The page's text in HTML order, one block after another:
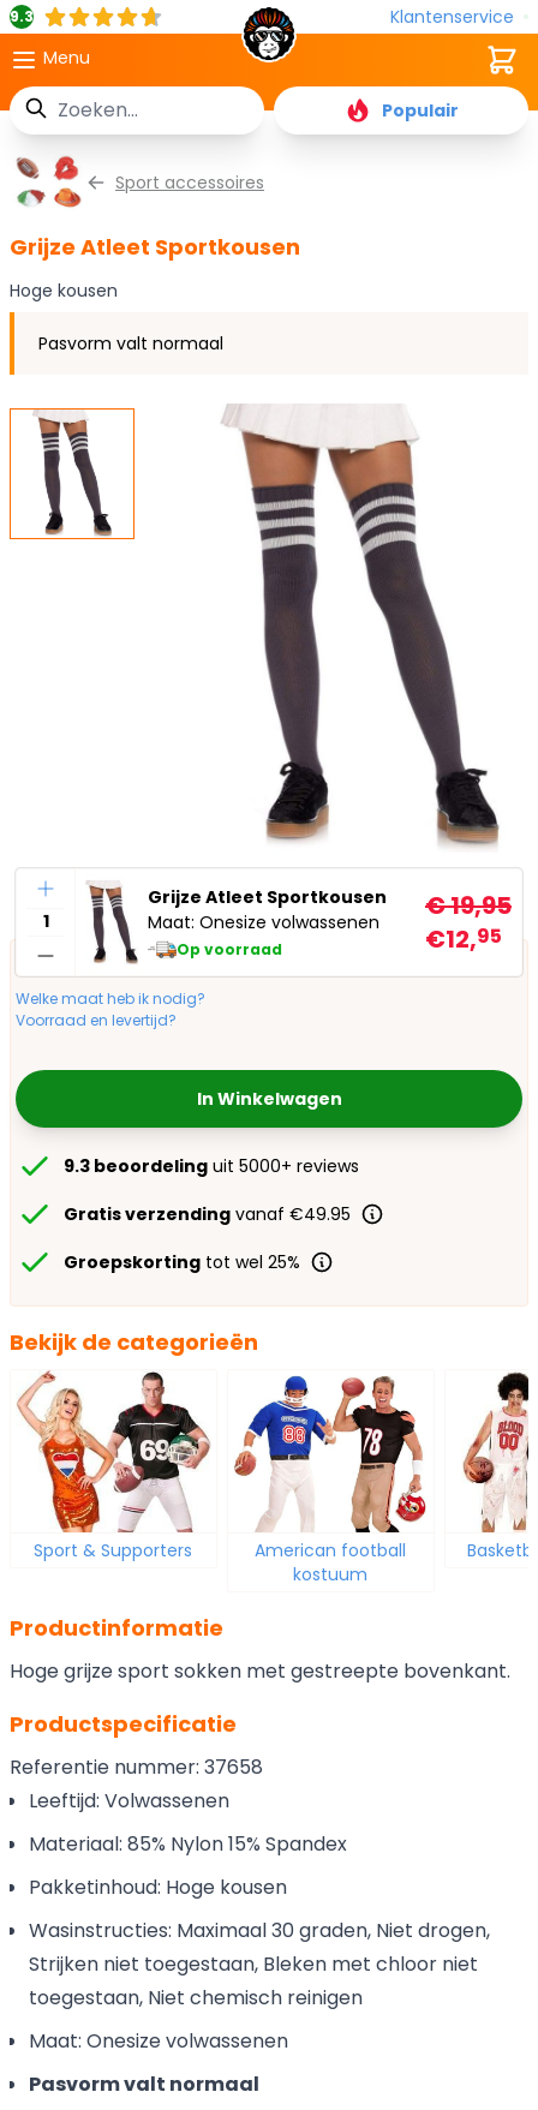
9.3
Klantenservice
Menu
Zoek
Populair
Cart
Sport accessoires
Grijze Atleet Sportkousen
Hoge kousen
Pasvorm valt normaal
Aantal
Grijze Atleet Sportkousen
Maat: Onesize volwassenen
Op voorraad
€ 19,95
€12,95
Welke maat heb ik nodig?
Voorraad en levertijd?
In Winkelwagen
9.3 beoordeling uit 5000+ reviews
Gratis verzending vanaf €49.95
Groepskorting tot wel 25%
Bekijk de categorieën
Sport & Supporters
American football
kostuum
Productinformatie
Hoge grijze sport sokken met gestreepte bovenkant.
Productspecificatie
Referentie nummer: 37658
Leeftijd: Volwassenen
Materiaal: 85% Nylon 15% Spandex
Pakketinhoud: Hoge kousen
Wasinstructies: Maximaal 30 graden, Niet drogen,
Strijken niet toegestaan, Bleken met chloor niet
toegestaan, Niet chemisch reinigen
Maat: Onesize volwassenen
Pasvorm valt normaal